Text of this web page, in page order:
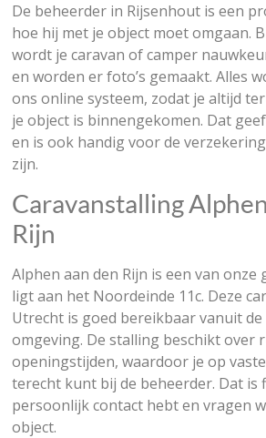
De beheerder in Rijsenhout is een
hoe hij met je object moet omgaan.
wordt je caravan of camper
en worden er foto’s gemaakt. Alles
ons online systeem, zodat je altijd
je object is binnengekomen. Dat
en is ook handig voor de
zijn.
Caravanstalling
Rijn
Alphen aan den Rijn is een van
ligt aan het Noordeinde 11c. Deze
Utrecht is goed bereikbaar vanuit
omgeving. De stalling beschikt over
openingstijden, waardoor je op
terecht kunt bij de beheerder. Dat is
persoonlijk contact hebt en vragen
object.